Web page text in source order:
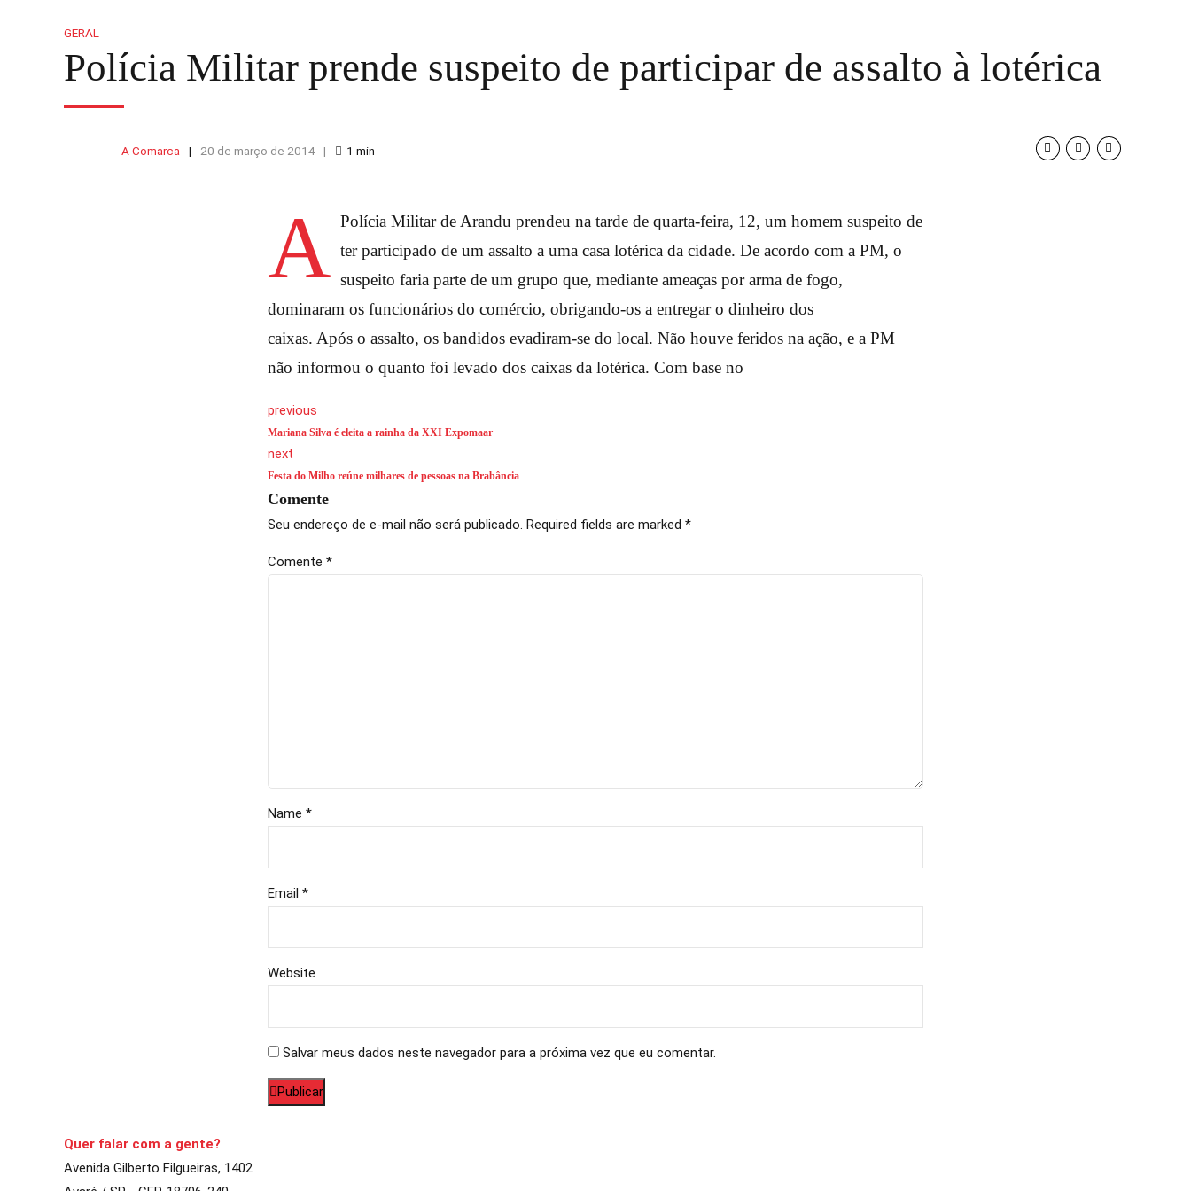
GERAL
Polícia Militar prende suspeito de participar de assalto à lotérica
A Comarca 20 de março de 2014 1 min
A Polícia Militar de Arandu prendeu na tarde de quarta-feira, 12, um homem suspeito de
ter participado de um assalto a uma casa lotérica da cidade. De acordo com a PM, o
suspeito faria parte de um grupo que, mediante ameaças por arma de fogo,
dominaram os funcionários do comércio, obrigando-os a entregar o dinheiro dos
caixas. Após o assalto, os bandidos evadiram-se do local. Não houve feridos na ação, e a PM
não informou o quanto foi levado dos caixas da lotérica. Com base no
previous
Mariana Silva é eleita a rainha da XXI Expomaar
next
Festa do Milho reúne milhares de pessoas na Brabância
Comente
Seu endereço de e-mail não será publicado. Required fields are marked *
Comente *
Name *
Email *
Website
Salvar meus dados neste navegador para a próxima vez que eu comentar.
Publicar
Quer falar com a gente?
Avenida Gilberto Filgueiras, 1402